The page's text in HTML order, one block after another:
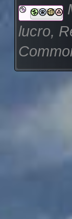
lucro,